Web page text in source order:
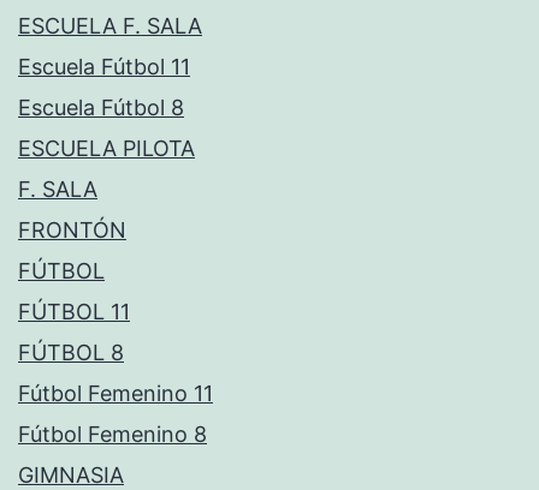
ESCUELA F. SALA
Escuela Fútbol 11
Escuela Fútbol 8
ESCUELA PILOTA
F. SALA
FRONTÓN
FÚTBOL
FÚTBOL 11
FÚTBOL 8
Fútbol Femenino 11
Fútbol Femenino 8
GIMNASIA